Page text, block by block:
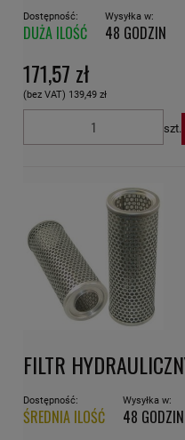
Dostępność:
DUŻA ILOŚĆ
Wysyłka w:
48 GODZIN
171,57 zł
(bez VAT) 139,49 zł
szt.
FILTR
Dostępność:
ŚREDNIA ILOŚĆ
Wysyłka w:
48 GODZIN